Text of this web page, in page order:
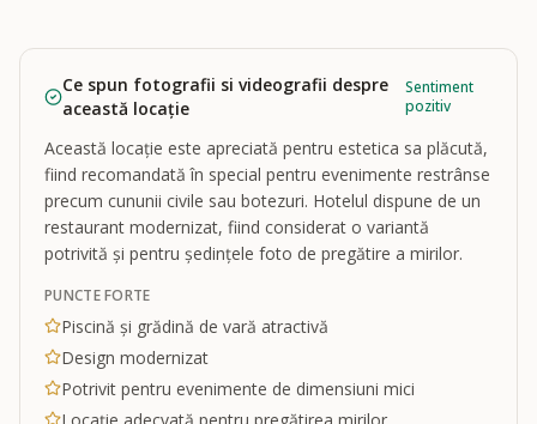
Ce spun fotografii si videografii despre
această locație
Sentiment
pozitiv
Această locație este apreciată pentru estetica sa plăcută,
fiind recomandată în special pentru evenimente restrânse
precum cununii civile sau botezuri. Hotelul dispune de un
restaurant modernizat, fiind considerat o variantă
potrivită și pentru ședințele foto de pregătire a mirilor.
PUNCTE FORTE
Piscină și grădină de vară atractivă
Design modernizat
Potrivit pentru evenimente de dimensiuni mici